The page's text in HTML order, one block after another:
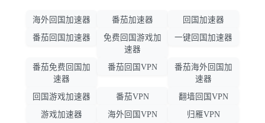
海外回国加速器 番茄加速器
回国加速器
番茄回国加速器
免费回国游戏加
速器
一键回国加速器
番茄免费回国加
速器
番茄回国VPN
番茄海外回国加
速器
回国游戏加速器
番茄VPN
翻墙回国VPN
游戏加速器
海外回国VPN 归雁VPN